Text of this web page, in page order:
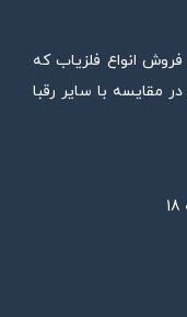
انواع فلزیاب که
مقایسه با سایر رقبا